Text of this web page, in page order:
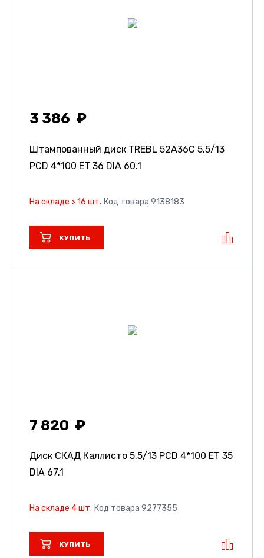
3 386
Штампованный диск TREBL 52A36C 5.5/13
PCD 4*100 ET 36 DIA 60.1
На складе > 16 шт. Код товара 9138183
КУПИТЬ
7 820
Диск СКАД Каллисто 5.5/13 PCD 4*100 ET 35
DIA 67.1
На складе 4 шт. Код товара 9277355
КУПИТЬ